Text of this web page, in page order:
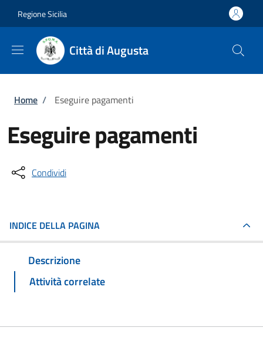
Regione Sicilia
Città di Augusta
Briciole di pane
Home / Eseguire pagamenti
Eseguire pagamenti
Condividi
INDICE DELLA PAGINA
Descrizione
Attività correlate